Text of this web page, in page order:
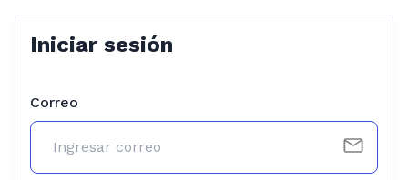
Iniciar sesión
Correo